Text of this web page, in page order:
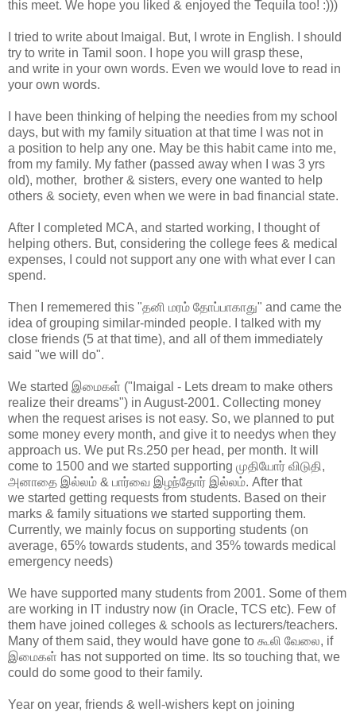
this meet. We hope you liked & enjoyed the Tequila too! :)))
I tried to write about Imaigal. But, I wrote in English. I should
try to write in Tamil soon. I hope you will grasp these,
and write in your own words. Even we would love to read in
your own words.
I have been thinking of helping the needies from my school
days, but with my family situation at that time I was not in
a position to help any one. May be this habit came into me,
from my family. My father (passed away when I was 3 yrs
old), mother, brother & sisters, every one wanted to help
others & society, even when we were in bad financial state.
After I completed MCA, and started working, I thought of
helping others. But, considering the college fees & medical
expenses, I could not support any one with what ever I can
spend.
Then I rememered this "தனி மரம் தோப்பாகாது" and came the
idea of grouping similar-minded people. I talked with my
close friends (5 at that time), and all of them immediately
said "we will do".
We started இமைகள் ("Imaigal - Lets dream to make others
realize their dreams") in August-2001. Collecting money
when the request arises is not easy. So, we planned to put
some money every month, and give it to needys when they
approach us. We put Rs.250 per head, per month. It will
come to 1500 and we started supporting முதியோர் விடுதி,
அனாதை இல்லம் & பார்வை இழந்தோர் இல்லம். After that
we started getting requests from students. Based on their
marks & family situations we started supporting them.
Currently, we mainly focus on supporting students (on
average, 65% towards students, and 35% towards medical
emergency needs)
We have supported many students from 2001. Some of them
are working in IT industry now (in Oracle, TCS etc). Few of
them have joined colleges & schools as lecturers/teachers.
Many of them said, they would have gone to கூலி வேலை, if
இமைகள் has not supported on time. Its so touching that, we
could do some good to their family.
Year on year, friends & well-wishers kept on joining